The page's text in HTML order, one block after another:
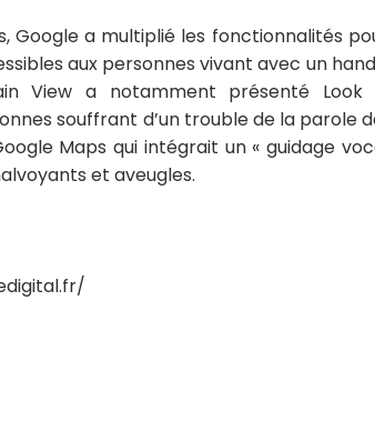
Google a multiplié les fonctionnalités
aux personnes vivant avec un
View a notamment présenté Look
souffrant d’un trouble de la parole
Maps qui intégrait un « guidage
et aveugles.